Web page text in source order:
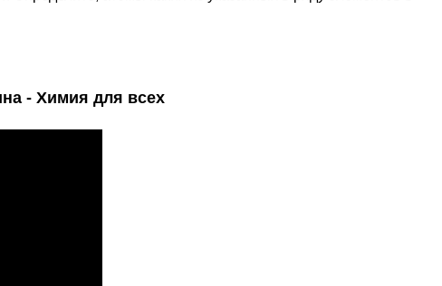
- Химия для всех